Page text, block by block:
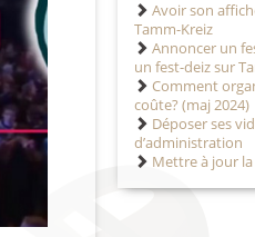
Avoir son
Tamm-Kreiz
Annoncer un
un fest-deiz sur
Comment
coûte? (maj 2024)
Déposer ses
d’administration
Mettre à jour